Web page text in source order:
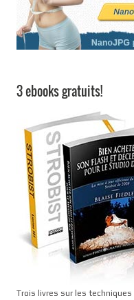
3 ebooks gratuits!
Trois livres sur les techniques